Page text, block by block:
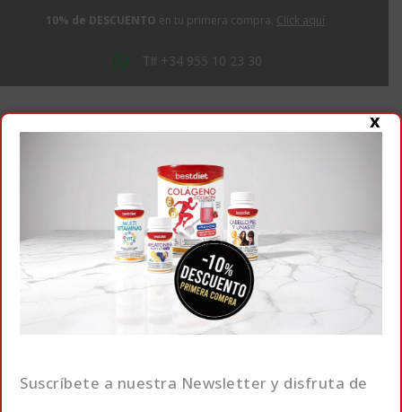
10% de DESCUENTO en tu primera compra. Click aquí
Tlf +34 955 10 23 30
Buscar
Home Colágenos
2 resultados encotrados.
Suscríbete a nuestra Newsletter y disfruta de
x